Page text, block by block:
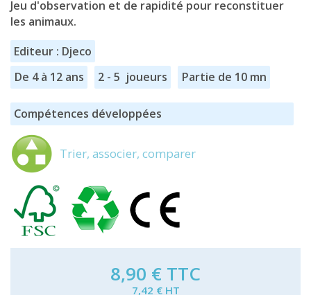
Jeu d'observation et de rapidité pour reconstituer
les animaux.
Editeur : Djeco
De 4 à 12 ans
2 - 5 joueurs Partie de 10 mn
Compétences développées
Trier, associer, comparer
8,90 € TTC
7,42 € HT